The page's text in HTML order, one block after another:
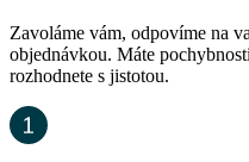
Zavoláme vám, odpovíme na
objednávkou. Máte
rozhodnete s jistotou.